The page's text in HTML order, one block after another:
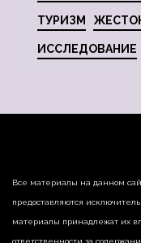
ТУРИЗМ
ИССЛЕДОВАНИЕ
Все материалы на данном
предоставляются
материалы принадлежат их
ответственности за